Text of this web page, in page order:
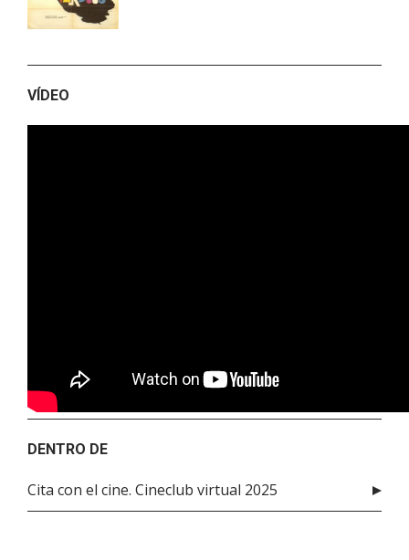
VÍDEO
DENTRO DE
Cita con el cine. Cineclub virtual 2025